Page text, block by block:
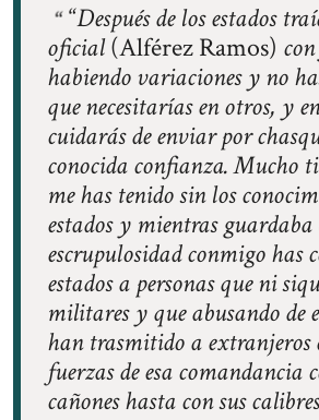
“Después de los estados
oficial(Alférez Ramos)
habiendo variaciones y no
que necesitarías en otros, y
cuidarás de enviar por
conocida confianza. Mucho
me has tenido sin los
estados y mientras guardaba
escrupulosidad conmigo has
estados a personas que ni
militares y que abusando de
han trasmitido a extranjeros
fuerzas de esa comandancia
cañones hasta con sus